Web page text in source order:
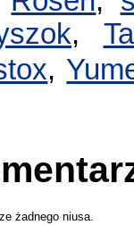
,
,
żadnego niusa.